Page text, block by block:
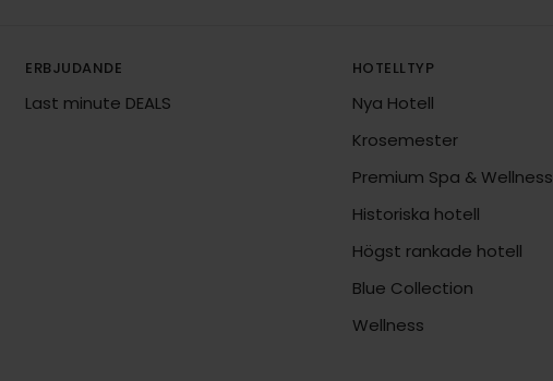
ERBJUDANDE
Last minute DEALS
HOTELLTYP
Nya Hotell
Krosemester
Premium Spa & Wellness
Historiska hotell
Högst rankade hotell
Blue Collection
Wellness